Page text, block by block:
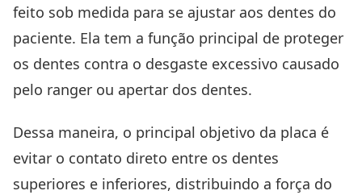
feito sob medida para se ajustar aos dentes do
paciente. Ela tem a função principal de proteger
os dentes contra o desgaste excessivo causado
pelo ranger ou apertar dos dentes.
Dessa maneira, o principal objetivo da placa é
evitar o contato direto entre os dentes
superiores e inferiores, distribuindo a força do